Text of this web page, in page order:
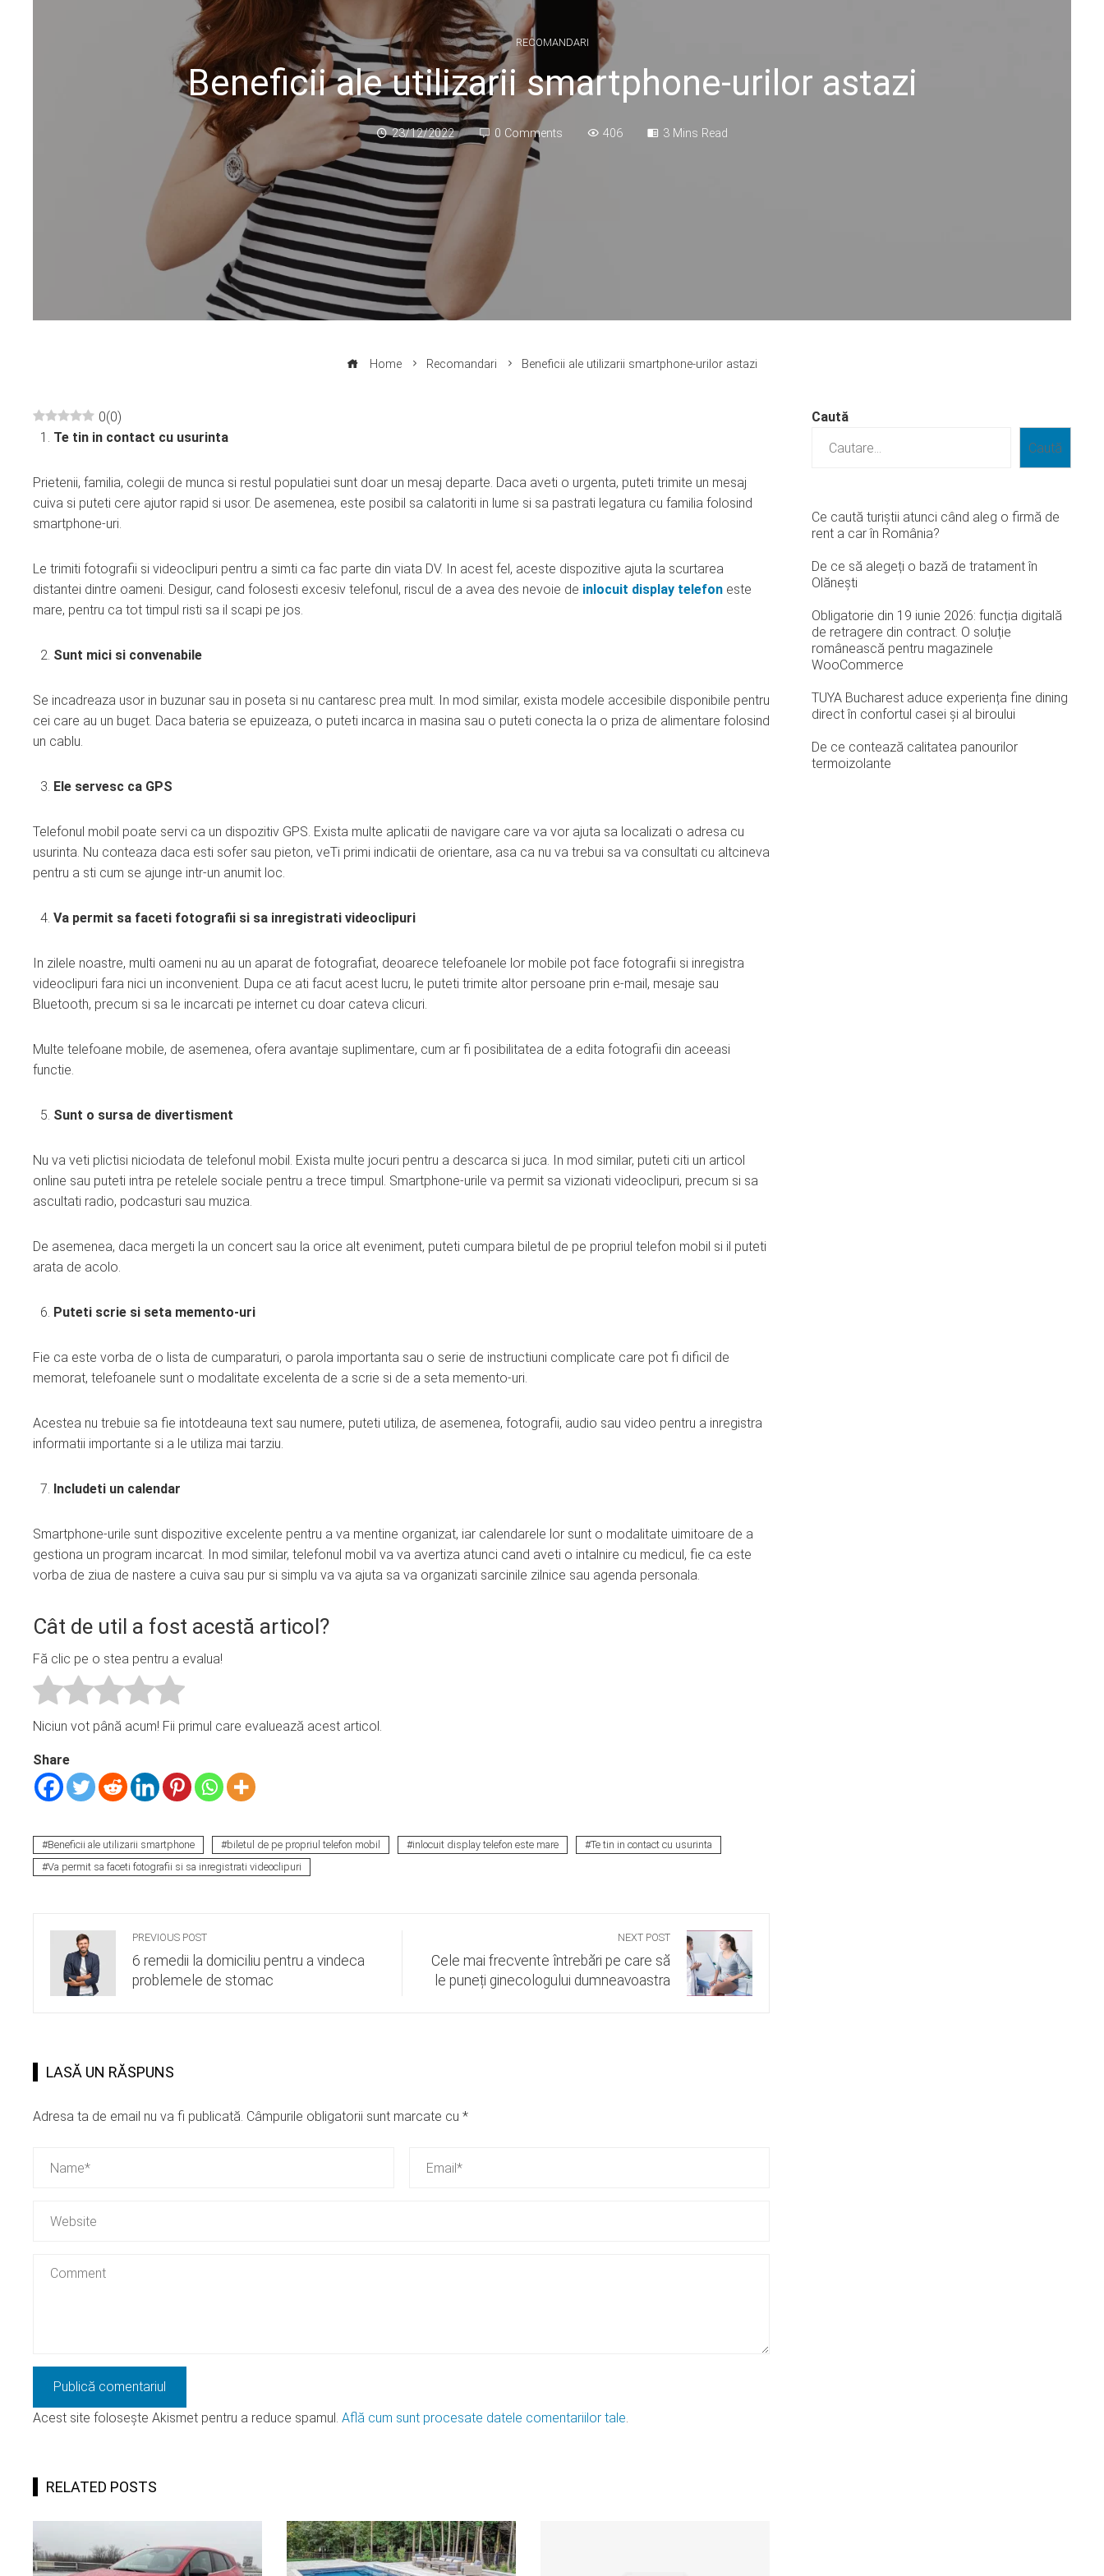
RECOMANDARI
Beneficii ale utilizarii smartphone-urilor astazi
23/12/2022 0 Comments 406 3 Mins Read
Home Recomandari Beneficii ale utilizarii smartphone-urilor astazi
0(0)
Te tin in contact cu usurinta
Prietenii, familia, colegii de munca si restul populatiei sunt doar un mesaj departe. Daca aveti o urgenta, puteti trimite un mesaj
cuiva si puteti cere ajutor rapid si usor. De asemenea, este posibil sa calatoriti in lume si sa pastrati legatura cu familia folosind
smartphone-uri.
Le trimiti fotografii si videoclipuri pentru a simti ca fac parte din viata DV. In acest fel, aceste dispozitive ajuta la scurtarea
distantei dintre oameni. Desigur, cand folosesti excesiv telefonul, riscul de a avea des nevoie de inlocuit display telefon este
mare, pentru ca tot timpul risti sa il scapi pe jos.
Sunt mici si convenabile
Se incadreaza usor in buzunar sau in poseta si nu cantaresc prea mult. In mod similar, exista modele accesibile disponibile pentru
cei care au un buget. Daca bateria se epuizeaza, o puteti incarca in masina sau o puteti conecta la o priza de alimentare folosind
un cablu.
Ele servesc ca GPS
Telefonul mobil poate servi ca un dispozitiv GPS. Exista multe aplicatii de navigare care va vor ajuta sa localizati o adresa cu
usurinta. Nu conteaza daca esti sofer sau pieton, veTi primi indicatii de orientare, asa ca nu va trebui sa va consultati cu altcineva
pentru a sti cum se ajunge intr-un anumit loc.
Va permit sa faceti fotografii si sa inregistrati videoclipuri
In zilele noastre, multi oameni nu au un aparat de fotografiat, deoarece telefoanele lor mobile pot face fotografii si inregistra
videoclipuri fara nici un inconvenient. Dupa ce ati facut acest lucru, le puteti trimite altor persoane prin e-mail, mesaje sau
Bluetooth, precum si sa le incarcati pe internet cu doar cateva clicuri.
Multe telefoane mobile, de asemenea, ofera avantaje suplimentare, cum ar fi posibilitatea de a edita fotografii din aceeasi
functie.
Sunt o sursa de divertisment
Nu va veti plictisi niciodata de telefonul mobil. Exista multe jocuri pentru a descarca si juca. In mod similar, puteti citi un articol
online sau puteti intra pe retelele sociale pentru a trece timpul. Smartphone-urile va permit sa vizionati videoclipuri, precum si sa
ascultati radio, podcasturi sau muzica.
De asemenea, daca mergeti la un concert sau la orice alt eveniment, puteti cumpara biletul de pe propriul telefon mobil si il puteti
arata de acolo.
Puteti scrie si seta memento-uri
Fie ca este vorba de o lista de cumparaturi, o parola importanta sau o serie de instructiuni complicate care pot fi dificil de
memorat, telefoanele sunt o modalitate excelenta de a scrie si de a seta memento-uri.
Acestea nu trebuie sa fie intotdeauna text sau numere, puteti utiliza, de asemenea, fotografii, audio sau video pentru a inregistra
informatii importante si a le utiliza mai tarziu.
Includeti un calendar
Smartphone-urile sunt dispozitive excelente pentru a va mentine organizat, iar calendarele lor sunt o modalitate uimitoare de a
gestiona un program incarcat. In mod similar, telefonul mobil va va avertiza atunci cand aveti o intalnire cu medicul, fie ca este
vorba de ziua de nastere a cuiva sau pur si simplu va va ajuta sa va organizati sarcinile zilnice sau agenda personala.
Cât de util a fost acestă articol?
Fă clic pe o stea pentru a evalua!
Niciun vot până acum! Fii primul care evaluează acest articol.
Share
Beneficii ale utilizarii smartphone biletul de pe propriul telefon mobil inlocuit display telefon este mare
Te tin in contact cu usurinta
Va permit sa faceti fotografii si sa inregistrati videoclipuri
PREVIOUS POST
6 remedii la domiciliu pentru a vindeca
problemele de stomac
NEXT POST
Cele mai frecvente întrebări pe care să
le puneți ginecologului dumneavoastra
LASĂ UN RĂSPUNS
Adresa ta de email nu va fi publicată. Câmpurile obligatorii sunt marcate cu *
Acest site folosește Akismet pentru a reduce spamul. Află cum sunt procesate datele comentariilor tale.
RELATED POSTS
Caută
Caută
Ce caută turiștii atunci când aleg o firmă de
rent a car în România?
De ce să alegeți o bază de tratament în
Olănești
Obligatorie din 19 iunie 2026: funcția digitală
de retragere din contract. O soluție
românească pentru magazinele
WooCommerce
TUYA Bucharest aduce experiența fine dining
direct în confortul casei și al biroului
De ce contează calitatea panourilor
termoizolante